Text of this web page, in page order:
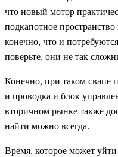
что новый мотор
подкапотное
конечно, что и
поверьте, они не так
Конечно, при таком свапе
и проводка и блок
вторичном рынке также
найти можно всегда.
Время, которое может